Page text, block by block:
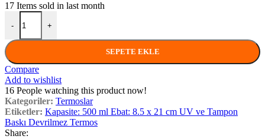
17 Items sold in last month
-
PT-518 Devrilmez Termos adet
+
SEPETE EKLE
Compare
Add to wishlist
16 People watching this product now!
Kategoriler: Termoslar
Etiketler: Kapasite: 500 ml Ebat: 8.5 x 21 cm UV ve Tampon
Baskı Devrilmez Termos
Share: